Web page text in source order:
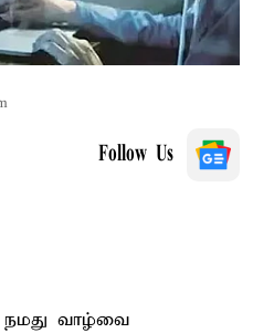
Follow Us
நமது வாழ்வை